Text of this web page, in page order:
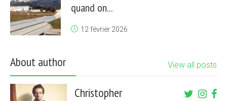
quand on...
12 février 2026
About author View all posts
Christopher